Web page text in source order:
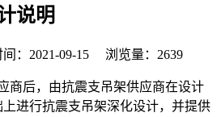
说明
：2021-09-15 浏览量：2639
商后，由抗震支吊架供应商在设计
进行抗震支吊架深化设计，并提供